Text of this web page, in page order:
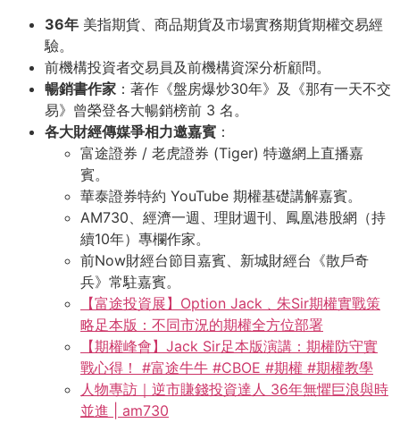
36年 美指期貨、商品期貨及市場實務期貨期權交易經
驗。
前機構投資者交易員及前機構資深分析顧問。
暢銷書作家 ：著作《盤房爆炒30年》及《那有一天不交
易》曾榮登各大暢銷榜前 3 名。
各大財經傳媒爭相力邀嘉賓 ：
富途證券 / 老虎證券 (Tiger) 特邀網上直播嘉
賓。
華泰證券特約 YouTube 期權基礎講解嘉賓。
AM730、經濟一週、理財週刊、鳳凰港股網（持
續10年）專欄作家。
前Now財經台節目嘉賓、新城財經台《散戶奇
兵》常駐嘉賓。
【富途投資展】Option Jack﹑朱Sir期權實戰策
略足本版：不同市況的期權全方位部署
【期權峰會】Jack Sir足本版演講：期權防守實
戰心得！ #富途牛牛 #CBOE #期權 #期權教學
人物專訪｜逆市賺錢投資達人 36年無懼巨浪與時
並進 | am730